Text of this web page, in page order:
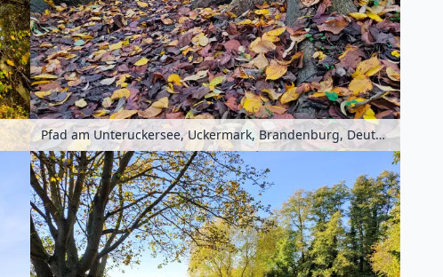
Pfad am Unteruckersee, Uckermark, Brandenburg, Deutschland